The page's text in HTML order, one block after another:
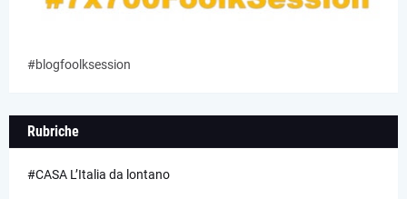
#blogfoolksession
Rubriche
#CASA L’Italia da lontano